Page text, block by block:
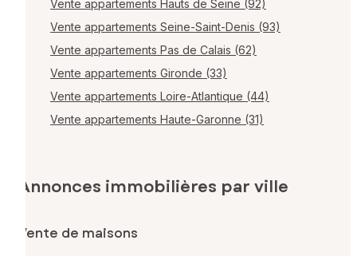
Vente appartements Hauts de Seine (92)
Vente appartements Seine-Saint-Denis (93)
Vente appartements Pas de Calais (62)
Vente appartements Gironde (33)
Vente appartements Loire-Atlantique (44)
Vente appartements Haute-Garonne (31)
Annonces immobilières par ville
Vente de maisons